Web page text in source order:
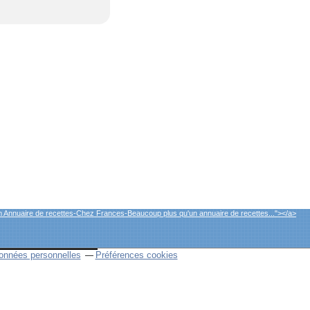
de recettes-Chez Frances-Beaucoup plus qu'un annuaire de recettes..."></a>
personnelles Préférences cookies